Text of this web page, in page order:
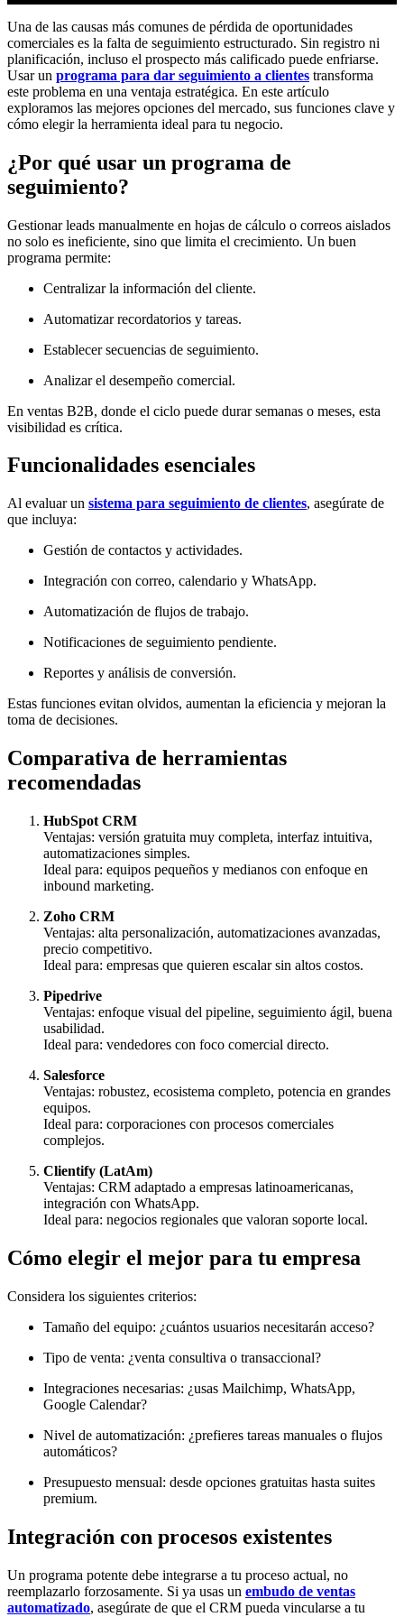
Una de las causas más comunes de pérdida de oportunidades
comerciales es la falta de seguimiento estructurado. Sin registro ni
planificación, incluso el prospecto más calificado puede enfriarse.
Usar un programa para dar seguimiento a clientes transforma
este problema en una ventaja estratégica. En este artículo
exploramos las mejores opciones del mercado, sus funciones clave y
cómo elegir la herramienta ideal para tu negocio.
¿Por qué usar un programa de
seguimiento?
Gestionar leads manualmente en hojas de cálculo o correos aislados
no solo es ineficiente, sino que limita el crecimiento. Un buen
programa permite:
Centralizar la información del cliente.
Automatizar recordatorios y tareas.
Establecer secuencias de seguimiento.
Analizar el desempeño comercial.
En ventas B2B, donde el ciclo puede durar semanas o meses, esta
visibilidad es crítica.
Funcionalidades esenciales
Al evaluar un sistema para seguimiento de clientes, asegúrate de
que incluya:
Gestión de contactos y actividades.
Integración con correo, calendario y WhatsApp.
Automatización de flujos de trabajo.
Notificaciones de seguimiento pendiente.
Reportes y análisis de conversión.
Estas funciones evitan olvidos, aumentan la eficiencia y mejoran la
toma de decisiones.
Comparativa de herramientas
recomendadas
HubSpot CRM
Ventajas: versión gratuita muy completa, interfaz intuitiva,
automatizaciones simples.
Ideal para: equipos pequeños y medianos con enfoque en
inbound marketing.
Zoho CRM
Ventajas: alta personalización, automatizaciones avanzadas,
precio competitivo.
Ideal para: empresas que quieren escalar sin altos costos.
Pipedrive
Ventajas: enfoque visual del pipeline, seguimiento ágil, buena
usabilidad.
Ideal para: vendedores con foco comercial directo.
Salesforce
Ventajas: robustez, ecosistema completo, potencia en grandes
equipos.
Ideal para: corporaciones con procesos comerciales
complejos.
Clientify (LatAm)
Ventajas: CRM adaptado a empresas latinoamericanas,
integración con WhatsApp.
Ideal para: negocios regionales que valoran soporte local.
Cómo elegir el mejor para tu empresa
Considera los siguientes criterios:
Tamaño del equipo: ¿cuántos usuarios necesitarán acceso?
Tipo de venta: ¿venta consultiva o transaccional?
Integraciones necesarias: ¿usas Mailchimp, WhatsApp,
Google Calendar?
Nivel de automatización: ¿prefieres tareas manuales o flujos
automáticos?
Presupuesto mensual: desde opciones gratuitas hasta suites
premium.
Integración con procesos existentes
Un programa potente debe integrarse a tu proceso actual, no
reemplazarlo forzosamente. Si ya usas un embudo de ventas
automatizado, asegúrate de que el CRM pueda vincularse a tu